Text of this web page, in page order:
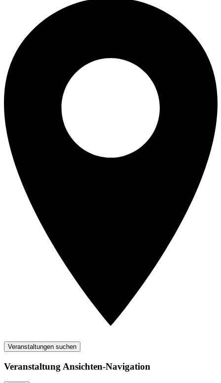
Veranstaltungen suchen
Veranstaltung Ansichten-Navigation